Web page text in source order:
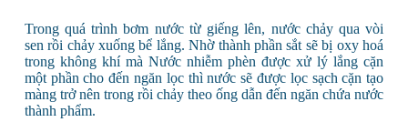
Trong quá trình bơm nước từ giếng lên, nước chảy qua vòi
sen rồi chảy xuống bể lắng. Nhờ thành phần sắt sẽ bị oxy hoá
trong không khí mà Nước nhiễm phèn được xử lý lắng cặn
một phần cho đến ngăn lọc thì nước sẽ được lọc sạch cặn tạo
màng trở nên trong rồi chảy theo ống dẫn đến ngăn chứa nước
thành phẩm.